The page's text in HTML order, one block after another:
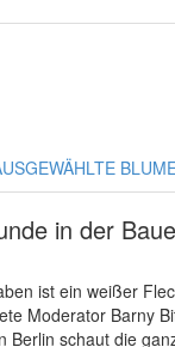
in der
ist ein weißer
Moderator Barny
Berlin schaut die